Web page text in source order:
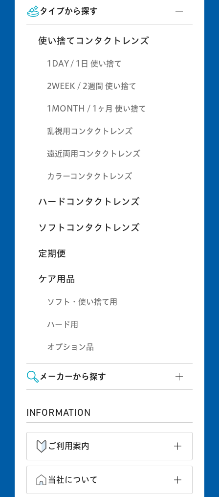
タイプから探す
使い捨てコンタクトレンズ
1DAY / 1日 使い捨て
2WEEK / 2週間 使い捨て
1MONTH / 1ヶ月 使い捨て
乱視用コンタクトレンズ
遠近両用コンタクトレンズ
カラーコンタクトレンズ
ハードコンタクトレンズ
ソフトコンタクトレンズ
定期便
ケア用品
ソフト・使い捨て用
ハード用
オプション品
メーカーから探す
INFORMATION
ご利用案内
当社について